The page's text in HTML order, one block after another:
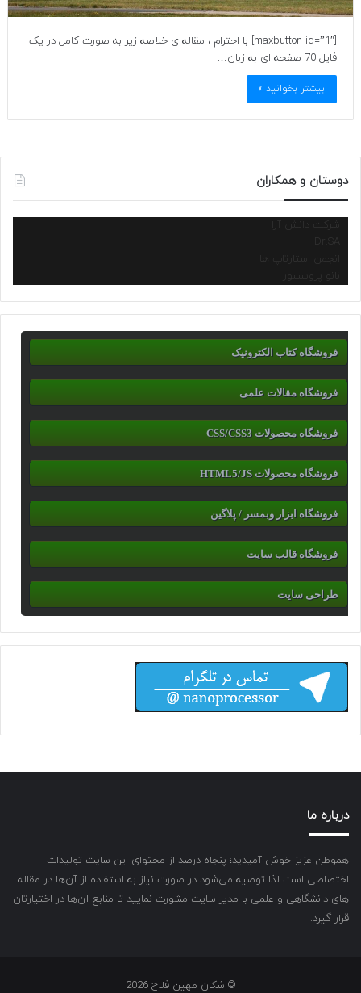
[maxbutton id=”1″] با احترام ، مقاله ی خلاصه زیر به صورت کامل در یک
فایل 70 صفحه ای به زبان…
بیشتر بخوانید »
دوستان و همکاران
شرکت دانش آرا
انجمن استارتاپ ها
نانو پروسسور
فروشگاه کتاب الکترونیک
فروشگاه مقالات علمی
فروشگاه محصولات CSS/CSS3
فروشگاه محصولات HTML5/JS
فروشگاه ابزار وبمسر / پلاگین
فروشگاه قالب سایت
طراحی سایت
درباره ما
هموطن عزیز خوش آمیدید؛ پنجاه درصد از محتوای این سایت تولیدات
اختصاصی است لذا توصیه می‌شود در صورت نیاز به استفاده از آن‌ها در مقاله
های دانشگاهی و علمی با مدیر سایت مشورت نمایید تا منابع آن‌ها در اختیارتان
قرار گیرد.
©اشکان مهین فلاح 2026